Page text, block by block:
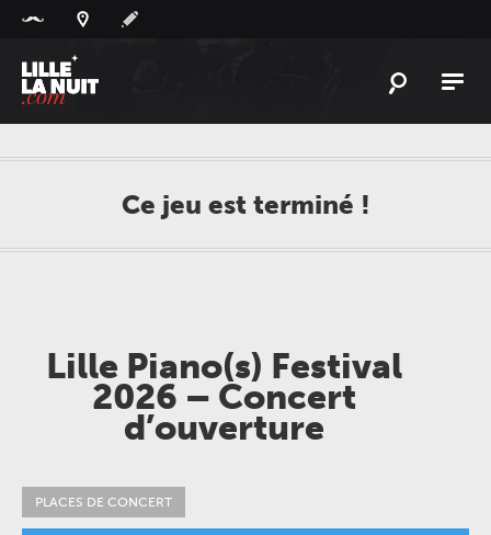
AGENDA
PLAYLIST
LILLELANUIT
Ce jeu est terminé !
Lille Piano(s) Festival
2026 – Concert
d’ouverture
PLACES DE CONCERT
Panneau de gestion des cookies